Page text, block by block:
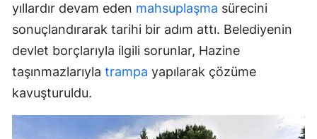
yıllardır devam eden mahsuplaşma sürecini
sonuçlandırarak tarihi bir adım attı. Belediyenin
devlet borçlarıyla ilgili sorunlar, Hazine
taşınmazlarıyla trampa yapılarak çözüme
kavuşturuldu.